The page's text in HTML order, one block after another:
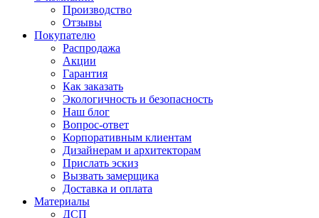
Производство
Отзывы
Покупателю
Распродажа
Акции
Гарантия
Как заказать
Экологичность и безопасность
Наш блог
Вопрос-ответ
Корпоративным клиентам
Дизайнерам и архитекторам
Прислать эскиз
Вызвать замерщика
Доставка и оплата
Материалы
ДСП